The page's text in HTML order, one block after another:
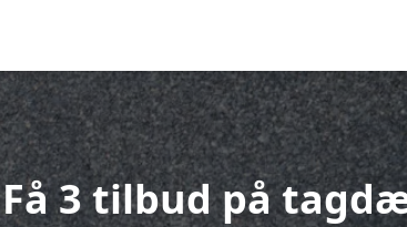
Få 3 tilbud på